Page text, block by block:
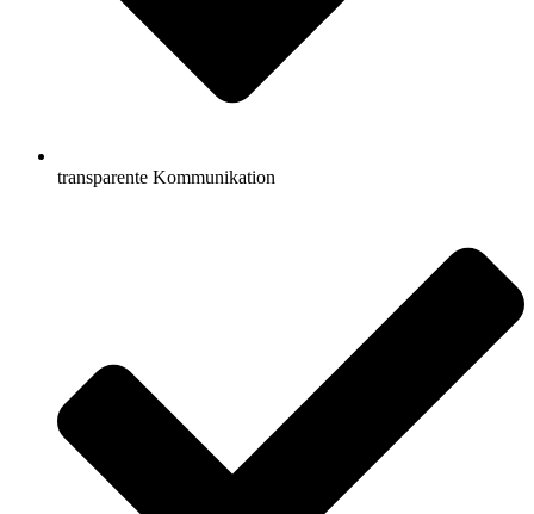
transparente Kommunikation